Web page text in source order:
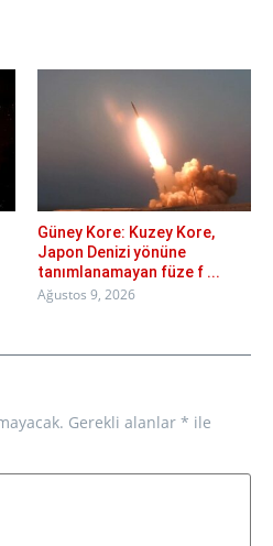
Güney Kore: Kuzey Kore,
Japon Denizi yönüne
tanımlanamayan füze f ...
Ağustos 9, 2026
Gerekli alanlar * ile